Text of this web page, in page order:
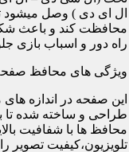
ال ای دی ) وصل میشود
محافظت کند و باعث
راه دور و اسباب بازی
ویژگی های محافظ صفحه
این صفحه در اندازه
طراحی و ساخته شده تا
محافظ ها با شفافیت
تلویزیون،کیفیت